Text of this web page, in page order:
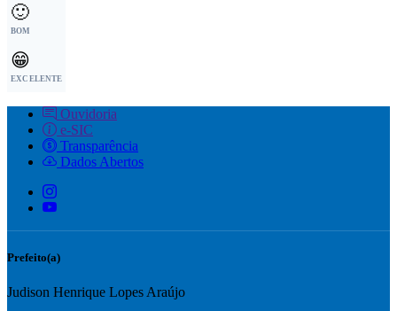
🙂
BOM
😁
EXCELENTE
Ouvidoria
e-SIC
Transparência
Dados Abertos
Prefeito(a)
Judison Henrique Lopes Araújo